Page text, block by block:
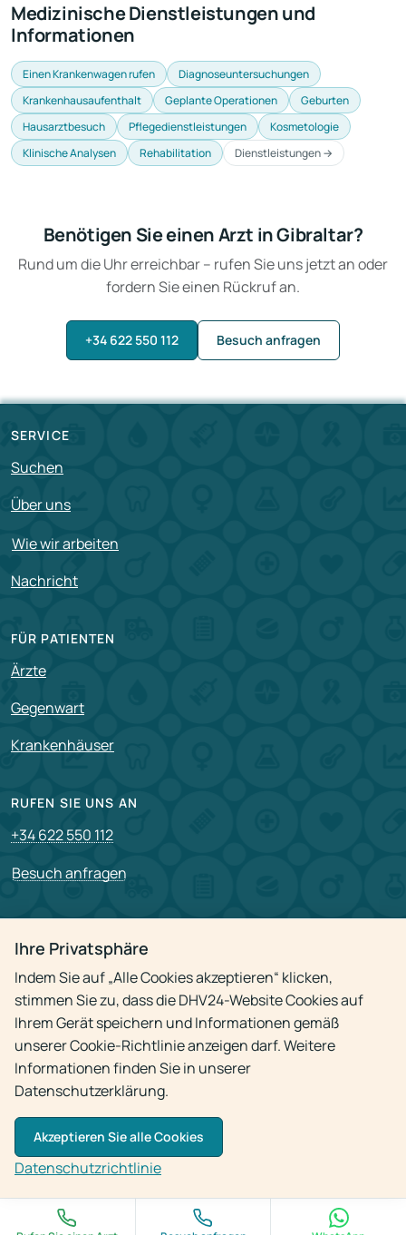
Ihre Privatsphäre
Indem Sie auf „Alle Cookies akzeptieren“ klicken,
stimmen Sie zu, dass die DHV24-Website Cookies auf
Ihrem Gerät speichern und Informationen gemäß
unserer Cookie-Richtlinie anzeigen darf. Weitere
Informationen finden Sie in unserer
Datenschutzerklärung.
Akzeptieren Sie alle Cookies
Datenschutzrichtlinie
Medizinische Dienstleistungen und
Informationen
Einen Krankenwagen rufen
Diagnoseuntersuchungen
Krankenhausaufenthalt
Geplante Operationen
Geburten
Hausarztbesuch
Pflegedienstleistungen
Kosmetologie
Klinische Analysen
Rehabilitation Dienstleistungen →
Benötigen Sie einen Arzt in Gibraltar?
Rund um die Uhr erreichbar – rufen Sie uns jetzt an oder
fordern Sie einen Rückruf an.
+34 622 550 112 Besuch anfragen
SERVICE
Suchen
Über uns
Wie wir arbeiten
Nachricht
FÜR PATIENTEN
Ärzte
Gegenwart
Krankenhäuser
RUFEN SIE UNS AN
+34 622 550 112
Besuch anfragen
Für Partner
Stellenangebote
Datenschutzrichtlinie
© 2009 - 2026Arzt-Hausbesuch 24h
Die Verwendung von Materialien ist nur mit aktivem Link zur Quelle gestattet